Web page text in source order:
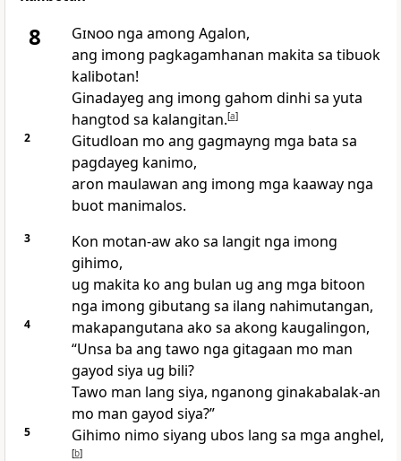
8 Ginoonga among Agalon,
ang imong pagkagamhanan makita sa tibuok
kalibotan!
Ginadayeg ang imong gahom dinhi sa yuta
hangtod sa kalangitan.[a]
2
Gitudloan mo ang gagmayng mga bata sa
pagdayeg kanimo,
aron maulawan ang imong mga kaaway nga
buot manimalos.
3
Kon motan-aw ako sa langit nga imong
gihimo,
ug makita ko ang bulan ug ang mga bitoon
nga imong gibutang sa ilang nahimutangan,
4
makapangutana ako sa akong kaugalingon,
“Unsa ba ang tawo nga gitagaan mo man
gayod siya ug bili?
Tawo man lang siya, nganong ginakabalak-an
mo man gayod siya?”
5 Gihimo nimo siyang ubos lang sa mga anghel,
[b]